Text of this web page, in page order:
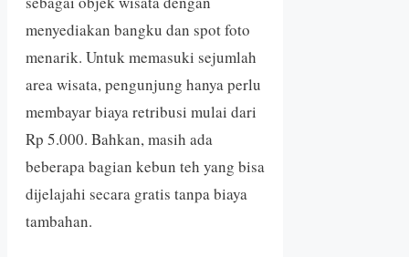
menyediakan bangku dan spot foto
menarik. Untuk memasuki sejumlah
area wisata, pengunjung hanya perlu
membayar biaya retribusi mulai dari
Rp 5.000. Bahkan, masih ada
beberapa bagian kebun teh yang bisa
dijelajahi secara gratis tanpa biaya
tambahan.